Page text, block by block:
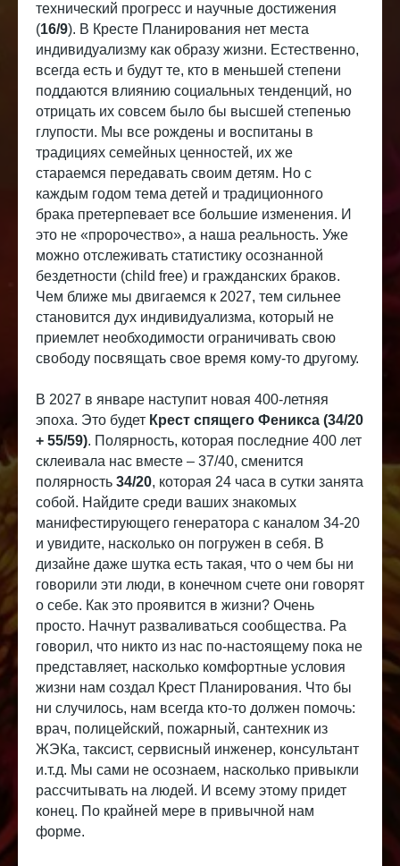
технический прогресс и научные достижения
(16/9). В Кресте Планирования нет места
индивидуализму как образу жизни. Естественно,
всегда есть и будут те, кто в меньшей степени
поддаются влиянию социальных тенденций, но
отрицать их совсем было бы высшей степенью
глупости. Мы все рождены и воспитаны в
традициях семейных ценностей, их же
стараемся передавать своим детям. Но с
каждым годом тема детей и традиционного
брака претерпевает все большие изменения. И
это не «пророчество», а наша реальность. Уже
можно отслеживать статистику осознанной
бездетности (child free) и гражданских браков.
Чем ближе мы двигаемся к 2027, тем сильнее
становится дух индивидуализма, который не
приемлет необходимости ограничивать свою
свободу посвящать свое время кому-то другому.
В 2027 в январе наступит новая 400-летняя
эпоха. Это будет Крест спящего Феникса (34/20
+ 55/59). Полярность, которая последние 400 лет
склеивала нас вместе – 37/40, сменится
полярность 34/20, которая 24 часа в сутки занята
собой. Найдите среди ваших знакомых
манифестирующего генератора с каналом 34-20
и увидите, насколько он погружен в себя. В
дизайне даже шутка есть такая, что о чем бы ни
говорили эти люди, в конечном счете они говорят
о себе. Как это проявится в жизни? Очень
просто. Начнут разваливаться сообщества. Ра
говорил, что никто из нас по-настоящему пока не
представляет, насколько комфортные условия
жизни нам создал Крест Планирования. Что бы
ни случилось, нам всегда кто-то должен помочь:
врач, полицейский, пожарный, сантехник из
ЖЭКа, таксист, сервисный инженер, консультант
и.т.д. Мы сами не осознаем, насколько привыкли
рассчитывать на людей. И всему этому придет
конец. По крайней мере в привычной нам
форме.